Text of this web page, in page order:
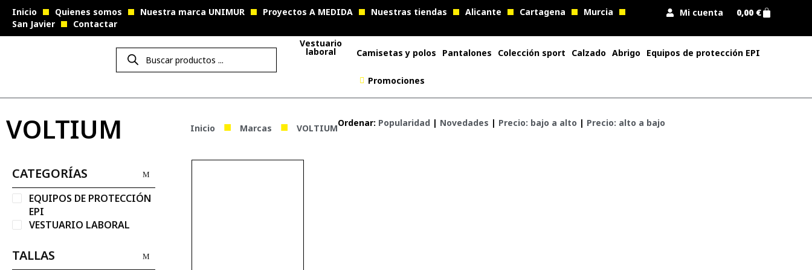
Inicio Quienes somos Nuestra marca UNIMUR Proyectos A MEDIDA Nuestras tiendas Alicante Cartagena
Murcia
San Javier
Contactar
Mi cuenta 0,00 €
Vestuario
laboral Camisetas y polos Pantalones Colección sport Calzado Abrigo Equipos de protección EPI
Promociones
VOLTIUM Inicio ■ Marcas ■ VOLTIUMOrdenar: Popularidad| Novedades | Precio: bajo a alto | Precio: alto a bajo
CATEGORÍAS
EQUIPOS DE PROTECCIÓN
EPI
VESTUARIO LABORAL
TALLAS